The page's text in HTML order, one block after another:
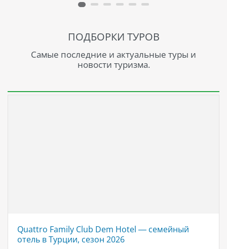
ПОДБОРКИ ТУРОВ
Самые последние и актуальные туры и
новости туризма.
Quattro Family Club Dem Hotel — семейный
отель в Турции, сезон 2026